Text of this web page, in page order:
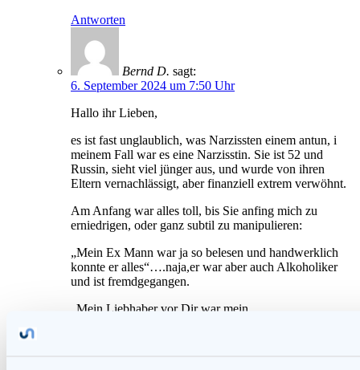
Antworten
Bernd D. sagt:
6. September 2024 um 7:50 Uhr
Hallo ihr Lieben,
es ist fast unglaublich, was Narzissten einem antun, i
meinem Fall war es eine Narzisstin. Sie ist 52 und
Russin, sieht viel jünger aus, und wurde von ihren
Eltern vernachlässigt, aber finanziell extrem verwöhnt.
Am Anfang war alles toll, bis Sie anfing mich zu
erniedrigen, oder ganz subtil zu manipulieren:
„Mein Ex Mann war ja so belesen und handwerklich
konnte er alles“….naja,er war aber auch Alkoholiker
und ist fremdgegangen.
„Mein Liebhaber vor Dir war mein